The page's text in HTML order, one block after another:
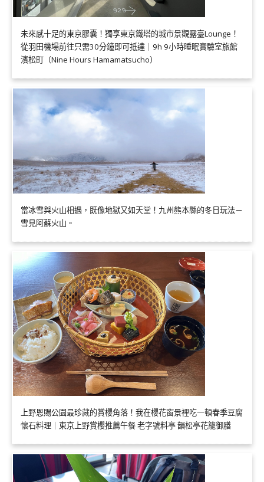
未來感十足的東京膠囊！獨享東京鐵塔的城市景觀露臺Lounge！
從羽田機場前往只需30分鐘即可抵達｜9h 9小時睡眠實驗室旅館
濱松町（Nine Hours Hamamatsucho）
當冰雪與火山相遇，既像地獄又如天堂！九州熊本縣的冬日玩法－
雪見阿蘇火山。
上野恩賜公園最珍藏的賞櫻角落！我在櫻花窗景裡吃一頓春季豆腐
懷石料理｜東京上野賞櫻推薦午餐 老字號料亭 韻松亭花籠御膳